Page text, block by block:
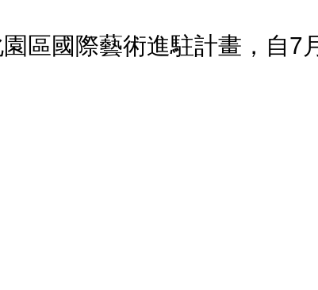
園區國際藝術進駐計畫，自7